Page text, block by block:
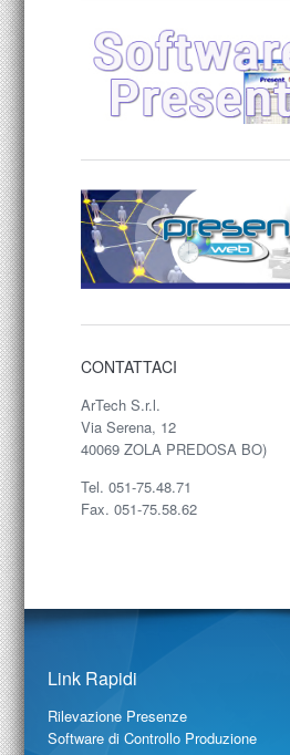
CONTATTACI
ArTech S.r.l.
Via Serena, 12
40069 ZOLA PREDOSA BO)
Tel. 051-75.48.71
Fax. 051-75.58.62
Link Rapidi
Rilevazione Presenze
Software di Controllo Produzione